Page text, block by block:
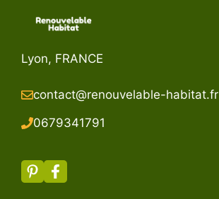
Lyon, FRANCE
contact@renouvelable-habitat.fr
0679341791